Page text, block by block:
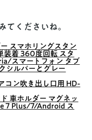
てくださいね。
スマホリングスタン
装着 360度回転 スタ
スマートフォン タブ
シルパーとグレー
コン吹き出し口用 HD-
車ホルダー マグネッ
7 Plus/7/Android ス